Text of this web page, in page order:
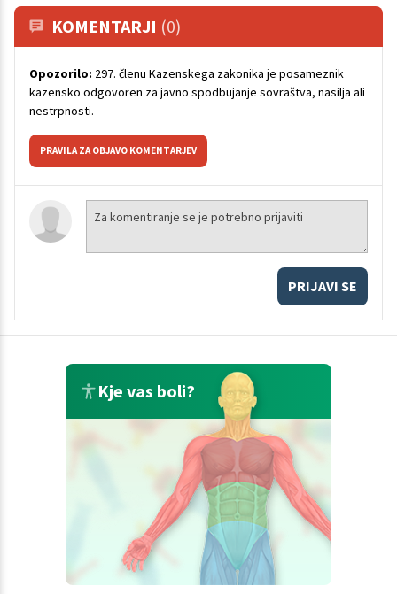
KOMENTARJI (0)
Opozorilo: 297. členu Kazenskega zakonika je posameznik
kazensko odgovoren za javno spodbujanje sovraštva, nasilja ali
nestrpnosti.
PRAVILA ZA OBJAVO KOMENTARJEV
PRIJAVI SE
Kje vas boli?